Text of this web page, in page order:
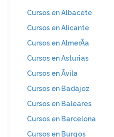
Cursos en Albacete
Cursos en Alicante
Cursos en AlmerÃ­a
Cursos en Asturias
Cursos en Ãvila
Cursos en Badajoz
Cursos en Baleares
Cursos en Barcelona
Cursos en Burgos